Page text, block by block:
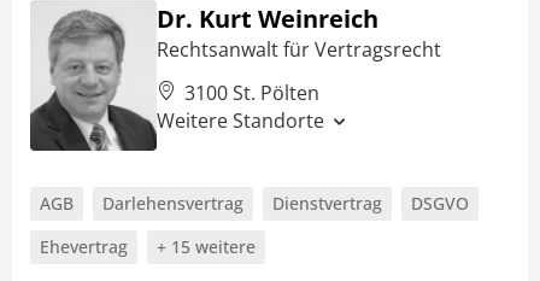
Dr. Kurt Weinreich
Rechtsanwalt für Vertragsrecht
3100 St. Pölten
Weitere Standorte
AGB Darlehensvertrag Dienstvertrag
DSGVO
Ehevertrag
+ 15 weitere